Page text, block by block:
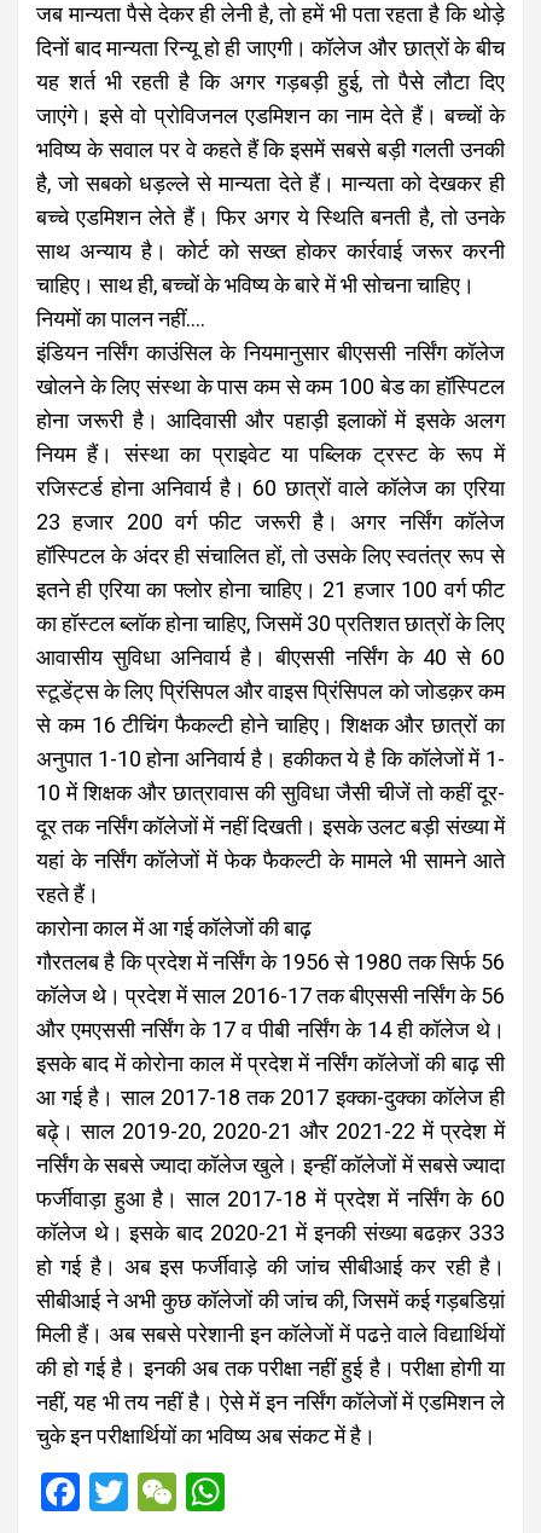
जब मान्यता पैसे देकर ही लेनी है, तो हमें भी पता रहता है कि थोड़े
दिनों बाद मान्यता रिन्यू हो ही जाएगी। कॉलेज और छात्रों के बीच
यह शर्त भी रहती है कि अगर गड़बड़ी हुई, तो पैसे लौटा दिए
जाएंगे। इसे वो प्रोविजनल एडमिशन का नाम देते हैं। बच्चों के
भविष्य के सवाल पर वे कहते हैं कि इसमें सबसे बड़ी गलती उनकी
है, जो सबको धड़ल्ले से मान्यता देते हैं। मान्यता को देखकर ही
बच्चे एडमिशन लेते हैं। फिर अगर ये स्थिति बनती है, तो उनके
साथ अन्याय है। कोर्ट को सख्त होकर कार्रवाई जरूर करनी
चाहिए। साथ ही, बच्चों के भविष्य के बारे में भी सोचना चाहिए।
नियमों का पालन नहीं….
इंडियन नर्सिंग काउंसिल के नियमानुसार बीएससी नर्सिंग कॉलेज
खोलने के लिए संस्था के पास कम से कम 100 बेड का हॉस्पिटल
होना जरूरी है। आदिवासी और पहाड़ी इलाकों में इसके अलग
नियम हैं। संस्था का प्राइवेट या पब्लिक ट्रस्ट के रूप में
रजिस्टर्ड होना अनिवार्य है। 60 छात्रों वाले कॉलेज का एरिया
23 हजार 200 वर्ग फीट जरूरी है। अगर नर्सिंग कॉलेज
हॉस्पिटल के अंदर ही संचालित हों, तो उसके लिए स्वतंत्र रूप से
इतने ही एरिया का फ्लोर होना चाहिए। 21 हजार 100 वर्ग फीट
का हॉस्टल ब्लॉक होना चाहिए, जिसमें 30 प्रतिशत छात्रों के लिए
आवासीय सुविधा अनिवार्य है। बीएससी नर्सिंग के 40 से 60
स्टूडेंट्स के लिए प्रिंसिपल और वाइस प्रिंसिपल को जोडक़र कम
से कम 16 टीचिंग फैकल्टी होने चाहिए। शिक्षक और छात्रों का
अनुपात 1-10 होना अनिवार्य है। हकीकत ये है कि कॉलेजों में 1-
10 में शिक्षक और छात्रावास की सुविधा जैसी चीजें तो कहीं दूर-
दूर तक नर्सिंग कॉलेजों में नहीं दिखती। इसके उलट बड़ी संख्या में
यहां के नर्सिंग कॉलेजों में फेक फैकल्टी के मामले भी सामने आते
रहते हैं।
कारोना काल में आ गई कॉलेजों की बाढ़
गौरतलब है कि प्रदेश में नर्सिंग के 1956 से 1980 तक सिर्फ 56
कॉलेज थे। प्रदेश में साल 2016-17 तक बीएससी नर्सिंग के 56
और एमएससी नर्सिंग के 17 व पीबी नर्सिंग के 14 ही कॉलेज थे।
इसके बाद में कोरोना काल में प्रदेश में नर्सिंग कॉलेजों की बाढ़ सी
आ गई है। साल 2017-18 तक 2017 इक्का-दुक्का कॉलेज ही
बढ़े्। साल 2019-20, 2020-21 और 2021-22 में प्रदेश में
नर्सिंग के सबसे ज्यादा कॉलेज खुले। इन्हीं कॉलेजों में सबसे ज्यादा
फर्जीवाड़ा हुआ है। साल 2017-18 में प्रदेश में नर्सिंग के 60
कॉलेज थे। इसके बाद 2020-21 में इनकी संख्या बढक़र 333
हो गई है। अब इस फर्जीवाड़े की जांच सीबीआई कर रही है।
सीबीआई ने अभी कुछ कॉलेजों की जांच की, जिसमें कई गड़बडिय़ां
मिली हैं। अब सबसे परेशानी इन कॉलेजों में पढऩे वाले विद्यार्थियों
की हो गई है। इनकी अब तक परीक्षा नहीं हुई है। परीक्षा होगी या
नहीं, यह भी तय नहीं है। ऐसे में इन नर्सिंग कॉलेजों में एडमिशन ले
चुके इन परीक्षार्थियों का भविष्य अब संकट में है।
F
T
W